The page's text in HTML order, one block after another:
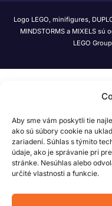
Aby sme vám poskytli tie
ako sú súbory cookie na
zariadení. Súhlas s týmito
údaje, ako je správanie pri
stránke. Nesúhlas alebo
určité vlastnosti a funkcie.
Logo LEGO, minifigures,
MINDSTORMS a MIXELS
LEGO